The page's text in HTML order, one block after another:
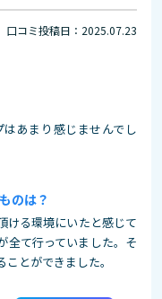
口コミ投稿日：2025.07.23
あまり感じませんでし
のは？
ける環境にいたと感じて
全て行っていました。そ
とができました。